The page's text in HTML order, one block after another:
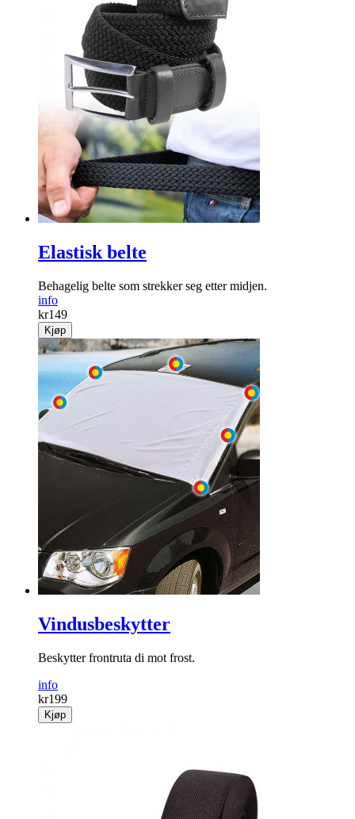
Elastisk belte
Behagelig belte som strekker seg etter midjen.
info
kr149
Kjøp
Vindusbeskytter
Beskytter frontruta di mot frost.
info
kr199
Kjøp